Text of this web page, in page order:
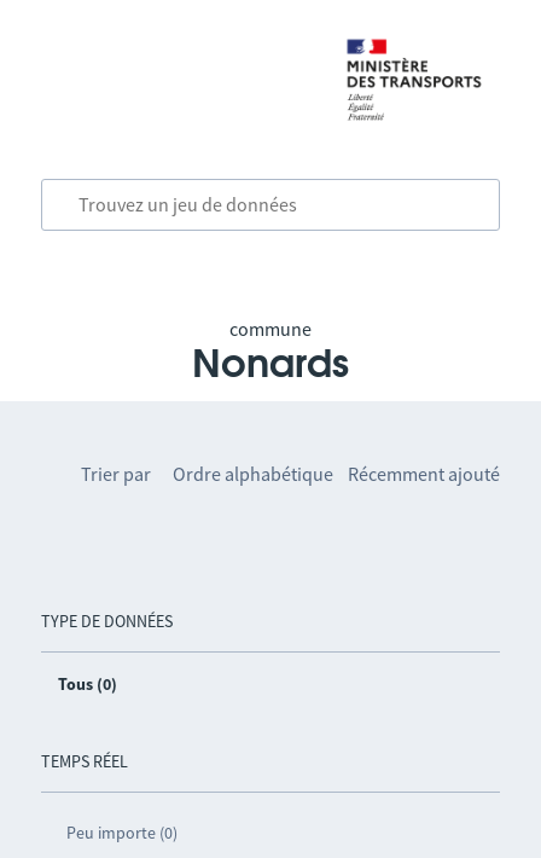
commune
Nonards
TYPE DE DONNÉES
Tous (0)
TEMPS RÉEL
Peu importe (0)
Trier par Ordre alphabétique Récemment ajouté